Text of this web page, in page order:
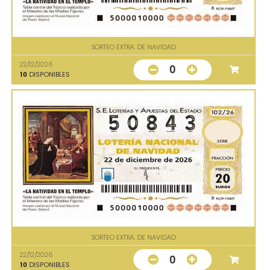
SORTEO EXTRA. DE NAVIDAD
22/12/2026
10 DISPONIBLES 0
SORTEO EXTRA. DE NAVIDAD
22/12/2026
10 DISPONIBLES 0